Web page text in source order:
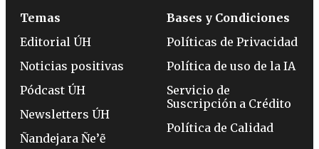
Temas
Editorial ÚH
Noticias positivas
Pódcast ÚH
Newsletters ÚH
Ñandejara Ñe’ẽ
Bases y Condiciones
Políticas de Privacidad
Política de uso de la IA
Servicio de
Suscripción a Crédito
Política de Calidad